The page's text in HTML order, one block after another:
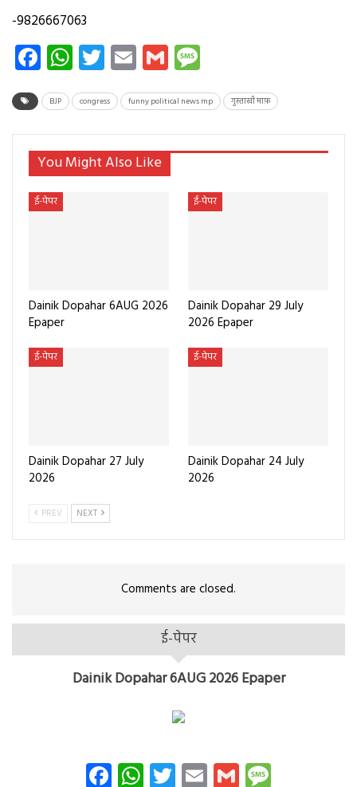
-9826667063
Facebook
WhatsApp
Twitter
EmailGmail
BJP congress funny political news mp गुस्ताखी माफ़
You Might Also Like
ई-पेपर
Dainik Dopahar 6AUG 2026
Epaper
ई-पेपर
Dainik Dopahar 29 July
2026 Epaper
ई-पेपर
Dainik Dopahar 27 July
2026
ई-पेपर
Dainik Dopahar 24 July
2026
PREV NEXT
Comments are closed.
ई-पेपर
Dainik Dopahar 6AUG 2026 Epaper
Facebook
WhatsApp
Twitter
EmailGmail